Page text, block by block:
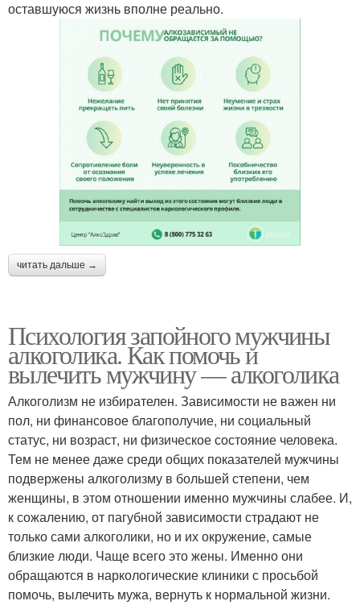
оставшуюся жизнь вполне реально.
читать дальше →
Психология запойного мужчины
алкоголика. Как помочь и
вылечить мужчину — алкоголика
Алкоголизм не избирателен. Зависимости не важен ни
пол, ни финансовое благополучие, ни социальный
статус, ни возраст, ни физическое состояние человека.
Тем не менее даже среди общих показателей мужчины
подвержены алкоголизму в большей степени, чем
женщины, в этом отношении именно мужчины слабее. И,
к сожалению, от пагубной зависимости страдают не
только сами алкоголики, но и их окружение, самые
близкие люди. Чаще всего это жены. Именно они
обращаются в наркологические клиники с просьбой
помочь, вылечить мужа, вернуть к нормальной жизни.